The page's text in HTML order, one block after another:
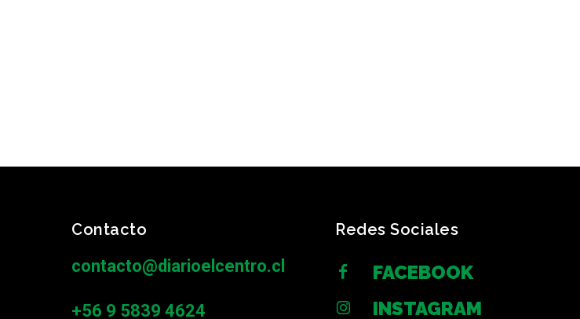
Contacto
contacto@diarioelcentro.cl
+56 9 5839 4624
Redes Sociales
FACEBOOK
INSTAGRAM